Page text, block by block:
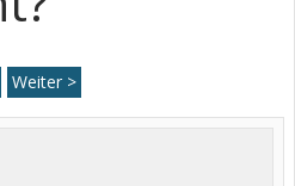
Weiter >